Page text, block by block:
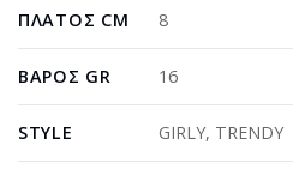
ΠΛΆΤΟΣ CM 8
ΒΆΡΟΣ GR 16
STYLE GIRLY, TRENDY